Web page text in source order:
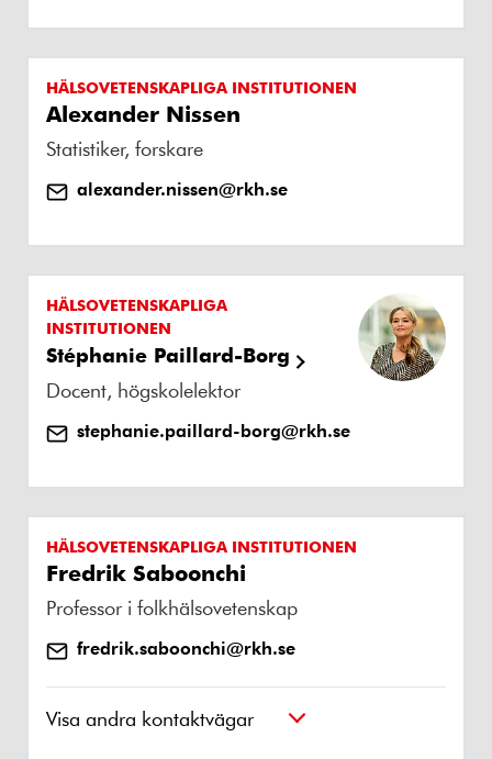
HÄLSOVETENSKAPLIGA INSTITUTIONEN
Alexander Nissen
Statistiker, forskare
alexander.nissen@rkh.se
HÄLSOVETENSKAPLIGA
INSTITUTIONEN
Stéphanie Paillard-Borg
Docent, högskolelektor
stephanie.paillard-borg@rkh.se
HÄLSOVETENSKAPLIGA INSTITUTIONEN
Fredrik Saboonchi
Professor i folkhälsovetenskap
fredrik.saboonchi@rkh.se
Visa andra kontaktvägar